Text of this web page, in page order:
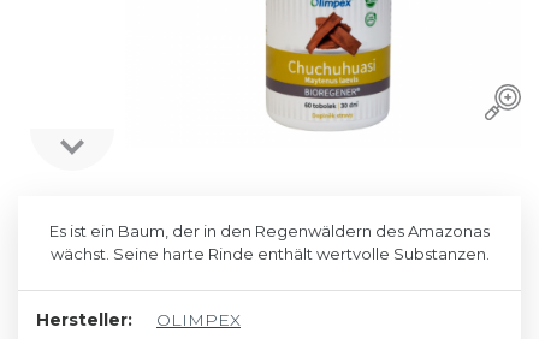
Es ist ein Baum, der in den Regenwäldern des Amazonas
wächst. Seine harte Rinde enthält wertvolle Substanzen.
Hersteller:
OLIMPEX